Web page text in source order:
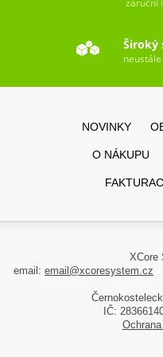
záruční
Široký
NOVINKY
O NÁKUPU
XCore
email: email@xcoresystem.cz
IČ: